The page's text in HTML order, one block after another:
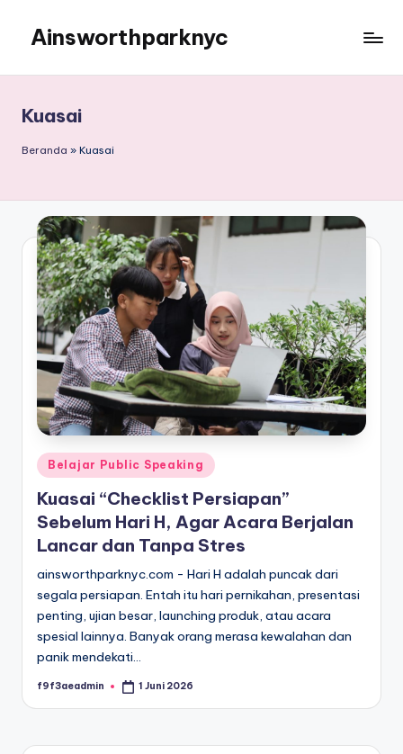
content
Ainsworthparknyc
Kuasai
Beranda » Kuasai
Posted
in
Belajar Public Speaking
Kuasai “Checklist Persiapan”
Sebelum Hari H, Agar Acara Berjalan
Lancar dan Tanpa Stres
ainsworthparknyc.com - Hari H adalah puncak dari
segala persiapan. Entah itu hari pernikahan, presentasi
penting, ujian besar, launching produk, atau acara
spesial lainnya. Banyak orang merasa kewalahan dan
panik mendekati…
Posted
f9f3aeadmin 1 Juni 2026